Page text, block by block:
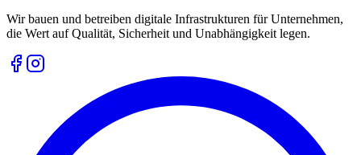
Wir bauen und betreiben digitale Infrastrukturen für Unternehmen,
die Wert auf Qualität, Sicherheit und Unabhängigkeit legen.